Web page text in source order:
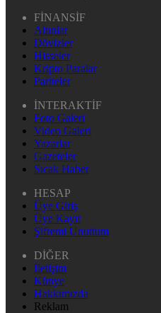
FİNANSİF
Altınlar
Dövizler
Hisseler
Kripto Paralar
Pariteler
İNTERAKTİF
Foto Galeri
Video Galeri
Yazarlar
Gazeteler
Sıcak Haber
HESAP
Üye Giriş
Üye Kayıt
Şifremi Unuttum
DİĞER
İletişim
Künye
Hakkımızda
Reklam